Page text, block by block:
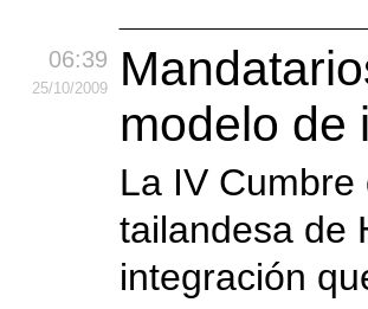
06:39
25/10/2009
modelo de
La IV
tailandesa de
integración